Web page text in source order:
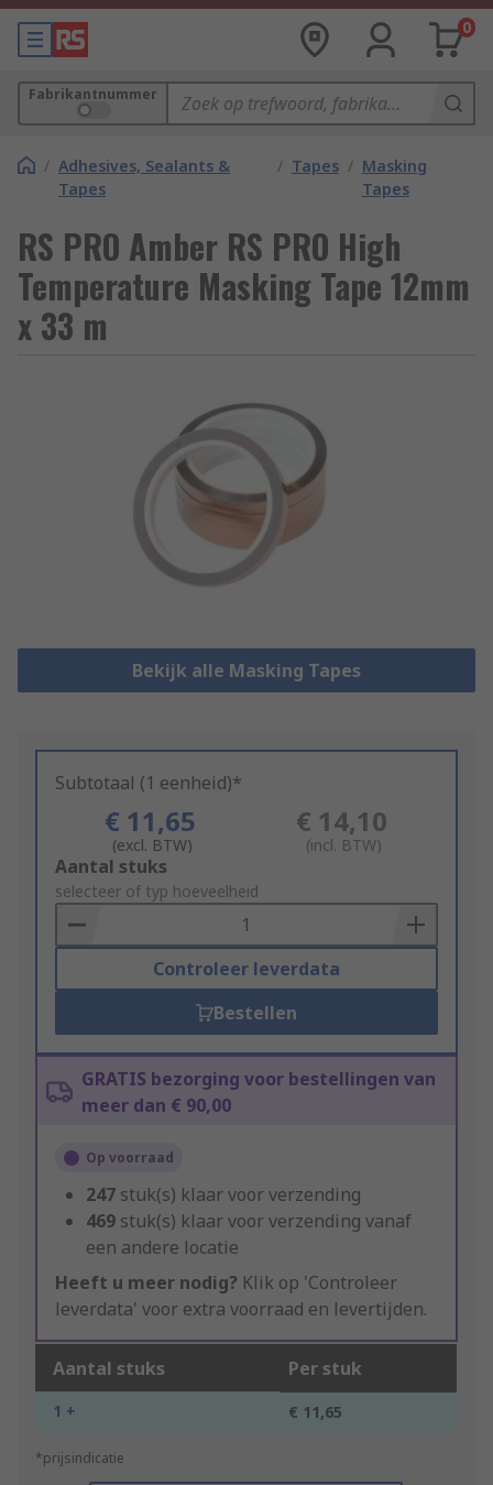
0
Fabrikantnummer
/ Adhesives, Sealants &
Tapes
/ Tapes / Masking
Tapes
RS PRO Amber RS PRO High
Temperature Masking Tape 12mm
x 33 m
Bekijk alle Masking Tapes
Subtotaal (1 eenheid)*
€ 11,65
(excl. BTW)
€ 14,10
(incl. BTW)
Add
to
Basket
Aantal stuks
selecteer of typ hoeveelheid
Controleer leverdata
Bestellen
GRATIS bezorging voor bestellingen van
meer dan € 90,00
Op voorraad
247 stuk(s) klaar voor verzending
469 stuk(s) klaar voor verzending vanaf
een andere locatie
Heeft u meer nodig? Klik op 'Controleer
leverdata' voor extra voorraad en levertijden.
Aantal stuks Per stuk
1 + € 11,65
*prijsindicatie